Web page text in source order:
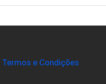
Termos e Condições